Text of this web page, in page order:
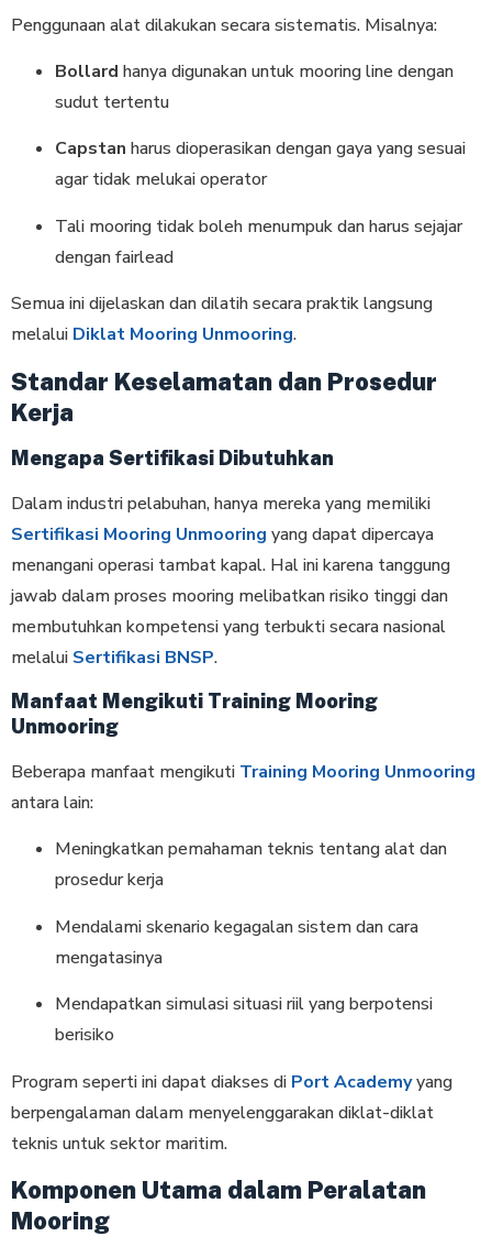
Penggunaan alat dilakukan secara sistematis. Misalnya:
Bollard hanya digunakan untuk mooring line dengan
sudut tertentu
Capstan harus dioperasikan dengan gaya yang sesuai
agar tidak melukai operator
Tali mooring tidak boleh menumpuk dan harus sejajar
dengan fairlead
Semua ini dijelaskan dan dilatih secara praktik langsung
melalui Diklat Mooring Unmooring.
Standar Keselamatan dan Prosedur
Kerja
Mengapa Sertifikasi Dibutuhkan
Dalam industri pelabuhan, hanya mereka yang memiliki
Sertifikasi Mooring Unmooring yang dapat dipercaya
menangani operasi tambat kapal. Hal ini karena tanggung
jawab dalam proses mooring melibatkan risiko tinggi dan
membutuhkan kompetensi yang terbukti secara nasional
melalui Sertifikasi BNSP.
Manfaat Mengikuti Training Mooring
Unmooring
Beberapa manfaat mengikuti Training Mooring Unmooring
antara lain:
Meningkatkan pemahaman teknis tentang alat dan
prosedur kerja
Mendalami skenario kegagalan sistem dan cara
mengatasinya
Mendapatkan simulasi situasi riil yang berpotensi
berisiko
Program seperti ini dapat diakses di Port Academyyang
berpengalaman dalam menyelenggarakan diklat-diklat
teknis untuk sektor maritim.
Komponen Utama dalam Peralatan
Mooring